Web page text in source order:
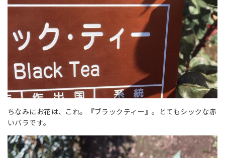
ちなみにお花は、これ。『ブラックティー』。とてもシックな赤
いバラです。